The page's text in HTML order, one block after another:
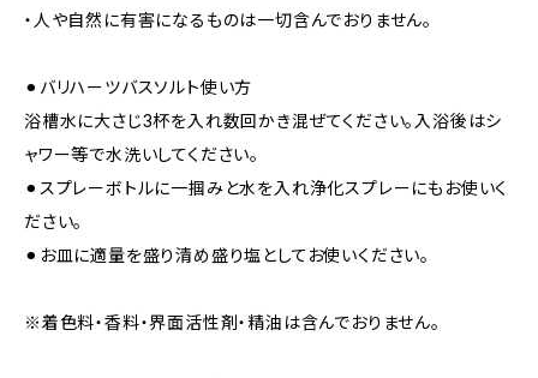
・人や自然に有害になるものは一切含んでおりません。
⚫︎バリハーツバスソルト使い方
浴槽水に大さじ3杯を入れ数回かき混ぜてください。入浴後はシ
ャワー等で水洗いしてください。
⚫︎スプレーボトルに一掴みと水を入れ浄化スプレーにもお使いく
ださい。
⚫︎お皿に適量を盛り清め盛り塩としてお使いください。
※着色料・香料・界面活性剤・精油は含んでおりません。